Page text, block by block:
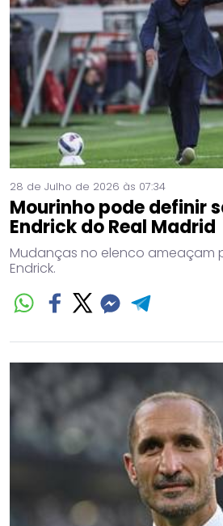
28 de Julho de 2026 às 07:34
Mourinho pode definir
Endrick do Real Madrid
Mudanças no elenco ameaçam
Endrick.